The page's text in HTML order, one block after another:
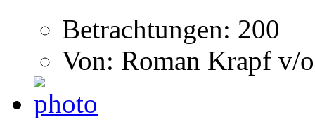
Betrachtungen: 200
Von: Roman Krapf v/